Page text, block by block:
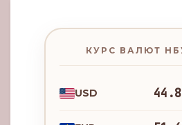
КУРС ВАЛЮТ
USD